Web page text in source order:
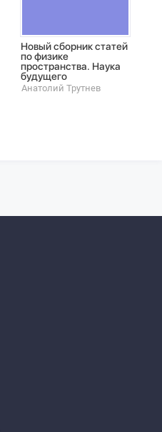
Новый сборник статей
по физике
пространства. Наука
будущего
Анатолий Трутнев